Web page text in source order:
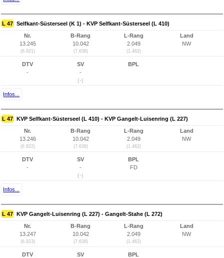
L 47 Selfkant-Süsterseel (K 1) - KVP Selfkant-Süsterseel (L 410)
Nr.
13.245
(6.921)
B-Rang
10.042
(7.638)
L-Rang
2.049
(1.462)
Land
NW
DTV
-
SV
-
(-)
BPL
Infos...
L 47 KVP Selfkant-Süsterseel (L 410) - KVP Gangelt-Luisenring (L 227)
Nr.
13.246
(6.922)
B-Rang
10.042
(7.638)
L-Rang
2.049
(1.462)
Land
NW
DTV
-
SV
-
(-)
BPL
FD
Infos...
L 47 KVP Gangelt-Luisenring (L 227) - Gangelt-Stahe (L 272)
Nr.
13.247
(6.923)
B-Rang
10.042
(7.638)
L-Rang
2.049
(1.462)
Land
NW
DTV
SV
BPL